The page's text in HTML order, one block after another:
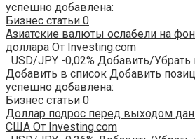
успешно добавлена:
Бизнес статьи 0
Азиатские валюты ослабели на
доллара От Investing.com
USD/JPY -0,02% Добавить/Убрать
Добавить в список Добавить
успешно добавлена:
Бизнес статьи 0
Доллар подрос перед выходом
США От Investing.com